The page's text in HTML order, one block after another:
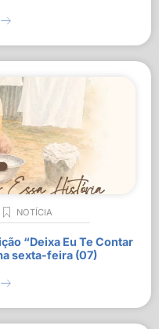
NOTÍCIA
“Deixa Eu Te Contar
sexta-feira (07)